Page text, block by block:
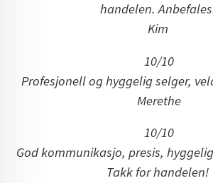
handelen.
Kim
10/10
Profesjonell og hyggelig selger,
Merethe
10/10
God kommunikasjo, presis,
Takk for handelen!